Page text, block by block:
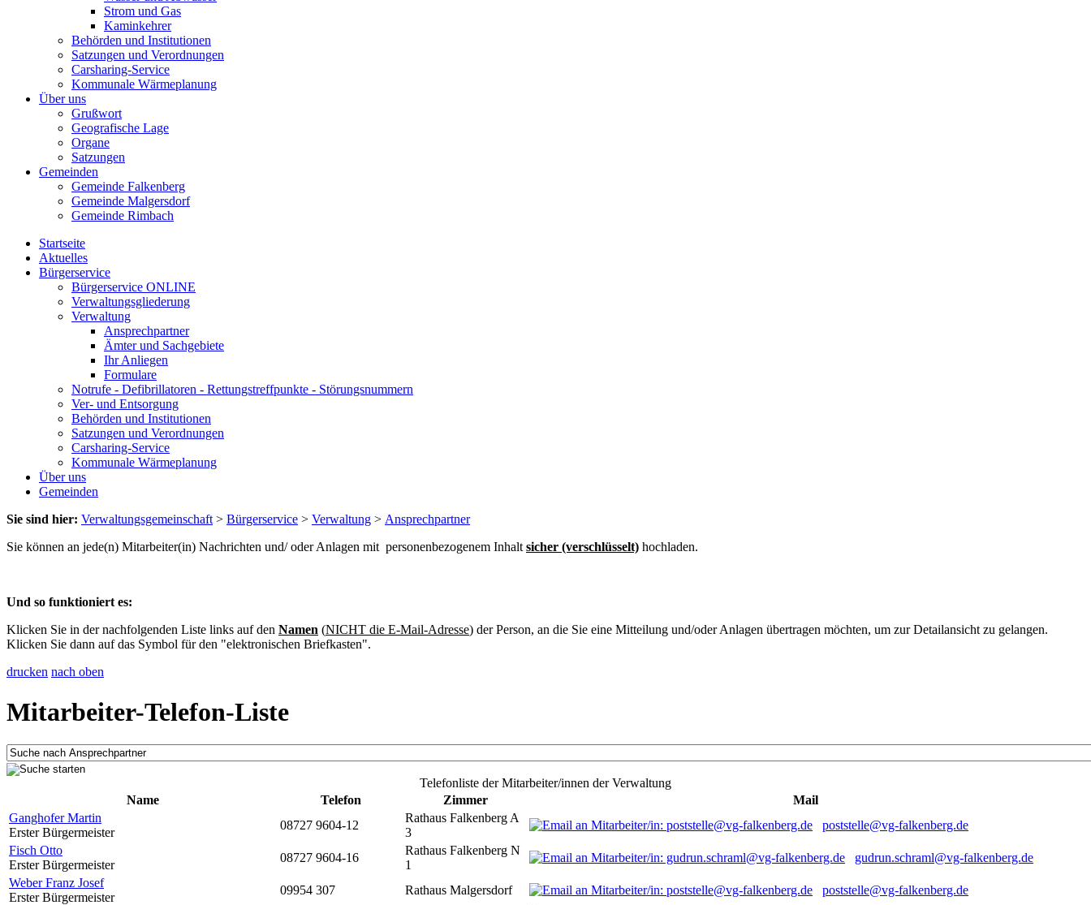
Strom und Gas
Kaminkehrer
Behörden und Institutionen
Satzungen und Verordnungen
Carsharing-Service
Kommunale Wärmeplanung
Über uns
Grußwort
Geografische Lage
Organe
Satzungen
Gemeinden
Gemeinde Falkenberg
Gemeinde Malgersdorf
Gemeinde Rimbach
Startseite
Aktuelles
Bürgerservice
Bürgerservice ONLINE
Verwaltungsgliederung
Verwaltung
Ansprechpartner
Ämter und Sachgebiete
Ihr Anliegen
Formulare
Notrufe - Defibrillatoren - Rettungstreffpunkte - Störungsnummern
Ver- und Entsorgung
Behörden und Institutionen
Satzungen und Verordnungen
Carsharing-Service
Kommunale Wärmeplanung
Über uns
Gemeinden
Sie sind hier: Verwaltungsgemeinschaft > Bürgerservice > Verwaltung > Ansprechpartner
Sie können an jede(n) Mitarbeiter(in) Nachrichten und/ oder Anlagen mit personenbezogenem Inhalt sicher (verschlüsselt) hochladen.
Und so funktioniert es:
Klicken Sie in der nachfolgenden Liste links auf den Namen (NICHT die E-Mail-Adresse) der Person, an die Sie eine Mitteilung und/oder Anlagen übertragen möchten, um zur Detailansicht zu gelangen.
Klicken Sie dann auf das Symbol für den "elektronischen Briefkasten".
drucken nach oben
Mitarbeiter-Telefon-Liste
Telefonliste der Mitarbeiter/innen der Verwaltung
Name
Telefon Zimmer
Mail
Ganghofer Martin
Erster Bürgermeister
08727 9604-12
Rathaus Falkenberg A
3
poststelle@vg-falkenberg.de
Fisch Otto
Erster Bürgermeister
08727 9604-16
Rathaus Falkenberg N
1
gudrun.schraml@vg-falkenberg.de
Weber Franz Josef
Erster Bürgermeister
09954 307 Rathaus Malgersdorf poststelle@vg-falkenberg.de